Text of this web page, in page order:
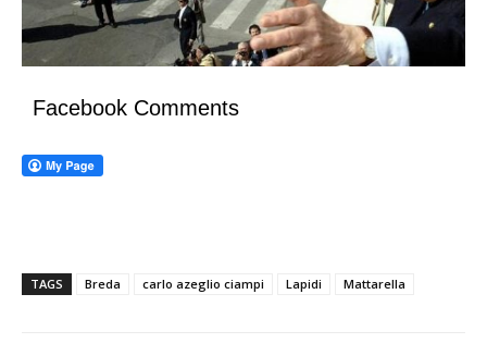
Facebook Comments
TAGS Breda carlo azeglio ciampi Lapidi Mattarella